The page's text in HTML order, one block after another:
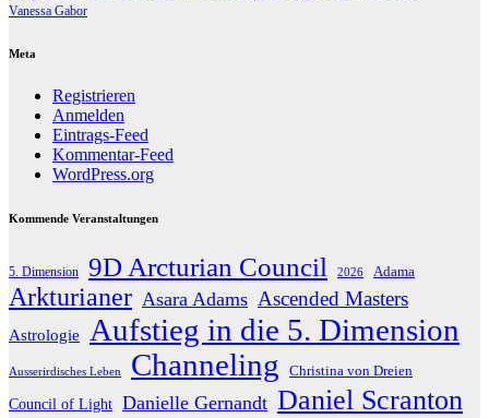
Vanessa Gabor
Meta
Registrieren
Anmelden
Eintrags-Feed
Kommentar-Feed
WordPress.org
Kommende Veranstaltungen
5. Dimension 9D Arcturian Council 2026 Adama
Arkturianer Asara Adams Ascended Masters
Astrologie Aufstieg in die 5. Dimension
Ausserirdisches Leben Channeling Christina von Dreien
Council of Light Danielle Gernandt Daniel Scranton